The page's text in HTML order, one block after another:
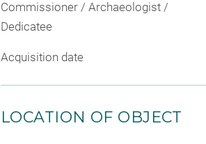
Commissioner / Archaeologist /
Dedicatee
Acquisition date
LOCATION OF OBJECT